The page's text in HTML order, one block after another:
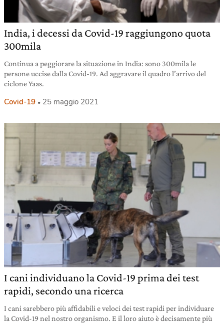
India, i decessi da Covid-19 raggiungono quota
300mila
Continua a peggiorare la situazione in India: sono 300mila le
persone uccise dalla Covid-19. Ad aggravare il quadro l’arrivo del
ciclone Yaas.
Covid-19 25 maggio 2021
I cani individuano la Covid-19 prima dei test
rapidi, secondo una ricerca
I cani sarebbero più affidabili e veloci dei test rapidi per individuare
la Covid-19 nel nostro organismo. E il loro aiuto è decisamente più